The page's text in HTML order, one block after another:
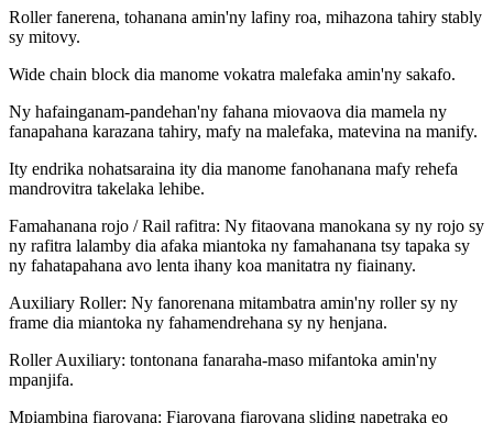
Roller fanerena, tohanana amin'ny lafiny roa, mihazona tahiry stably
sy mitovy.
Wide chain block dia manome vokatra malefaka amin'ny sakafo.
Ny hafainganam-pandehan'ny fahana miovaova dia mamela ny
fanapahana karazana tahiry, mafy na malefaka, matevina na manify.
Ity endrika nohatsaraina ity dia manome fanohanana mafy rehefa
mandrovitra takelaka lehibe.
Famahanana rojo / Rail rafitra: Ny fitaovana manokana sy ny rojo sy
ny rafitra lalamby dia afaka miantoka ny famahanana tsy tapaka sy
ny fahatapahana avo lenta ihany koa manitatra ny fiainany.
Auxiliary Roller: Ny fanorenana mitambatra amin'ny roller sy ny
frame dia miantoka ny fahamendrehana sy ny henjana.
Roller Auxiliary: tontonana fanaraha-maso mifantoka amin'ny
mpanjifa.
Mpiambina fiarovana: Fiarovana fiarovana sliding napetraka eo